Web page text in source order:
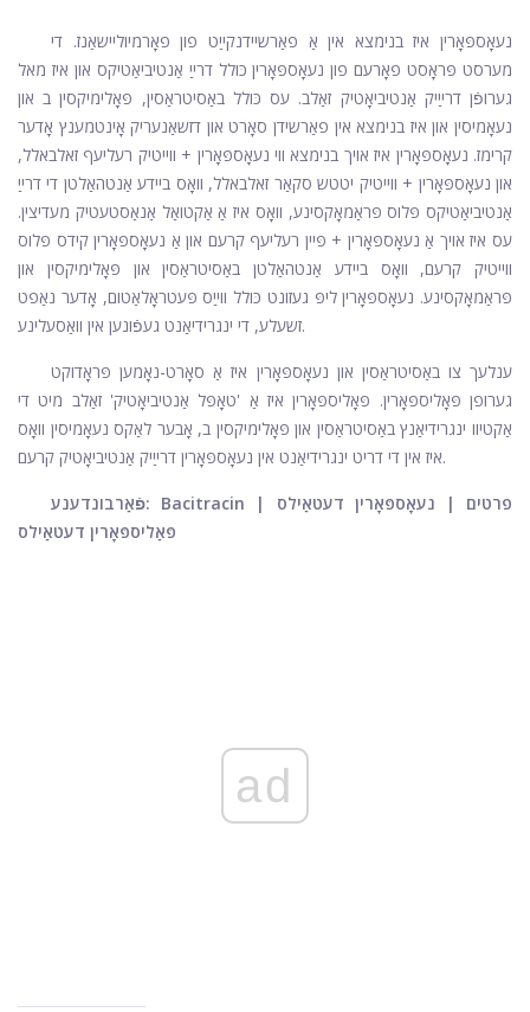
נעאָספּאָרין איז בנימצא אין אַ פאַרשיידנקייַט פון פאָרמיוליישאַנז. די
מערסט פּראָסט פאָרעם פון נעאָספּאָרין כּולל דרייַ אַנטיביאַטיקס און איז מאל
גערופֿן דרייַיק אַנטיביאָטיק זאַלב. עס כּולל באַסיטראַסין, פּאָלימיקסין ב און
נעאָמיסין און איז בנימצא אין פאַרשידן סאָרט און דזשאַנעריק אָינטמענץ אָדער
קרימז. נעאָספּאָרין איז אויך בנימצא ווי נעאָספּאָרין + ווייטיק רעליעף זאלבאלל,
און נעאָספּאָרין + ווייטיק יטטש סקאַר זאלבאלל, וואָס ביידע אַנטהאַלטן די דרייַ
אַנטיביאַטיקס פּלוס פּראַמאָקסינע, וואָס איז אַ אַקטואַל אַנאַסטעטיק מעדיצין.
עס איז אויך אַ נעאָספּאָרין + פּיין רעליעף קרעם און אַ נעאָספּאָרין קידס פּלוס
ווייטיק קרעם, וואָס ביידע אַנטהאַלטן באַסיטראַסין און פּאָלימיקסין און
פּראַמאָקסינע. נעאָספּאָרין ליפּ געזונט כּולל ווייַס פּעטראָלאַטום, אָדער נאַפט
זשעלע, די ינגרידיאַנט געפֿונען אין וואַסעלינע.
ענלעך צו באַסיטראַסין און נעאָספּאָרין איז אַ סאָרט-נאָמען פּראָדוקט
גערופן פּאָליספּאָרין. פּאָליספּאָרין איז אַ 'טאָפּל אַנטיביאָטיק' זאַלב מיט די
אַקטיוו ינגרידיאַנץ באַסיטראַסין און פּאָלימיקסין ב, אָבער לאַקס נעאָמיסין וואָס
איז אין די דריט ינגרידיאַנט אין נעאָספּאָרין דרייַיק אַנטיביאָטיק קרעם.
פֿאַרבונדענע: Bacitracin פרטים | נעאָספּאָרין דעטאַילס |
פּאַליספּאָרין דעטאַילס
ad